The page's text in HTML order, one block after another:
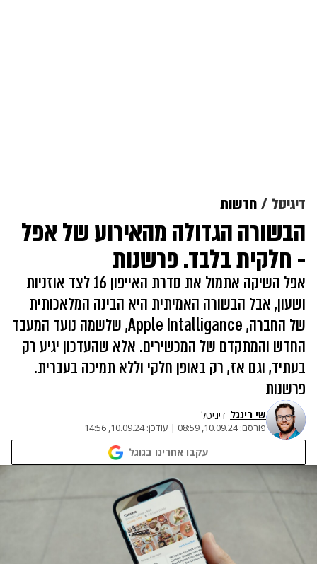
דיגיטל חדשות
הבשורה הגדולה מהאירוע של אפל
- חלקית בלבד. פרשנות
אפל השיקה אתמול את סדרת האייפון 16 לצד אוזניות
ושעון, אבל הבשורה האמיתית היא הבינה המלאכותית
של החברה, Apple Intalligance, שלשמה נועד המעבד
החדש והמתקדם של המכשירים. אלא שהעדכון יגיע רק
בעתיד, וגם אז, רק באופן חלקי וללא תמיכה בעברית.
פרשנות
שי רינגל דיגיטל
פורסם:10.09.24, 08:59
| עודכן:10.09.24, 14:56
עקבו אחרינו בגוגל